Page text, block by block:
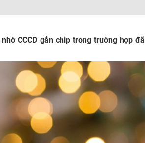
CCCD gắn chip trong trường hợp